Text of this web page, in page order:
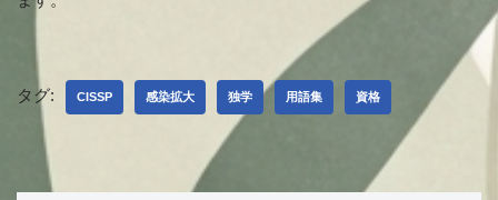
タグ: CISSP 感染拡大 独学 用語集 資格